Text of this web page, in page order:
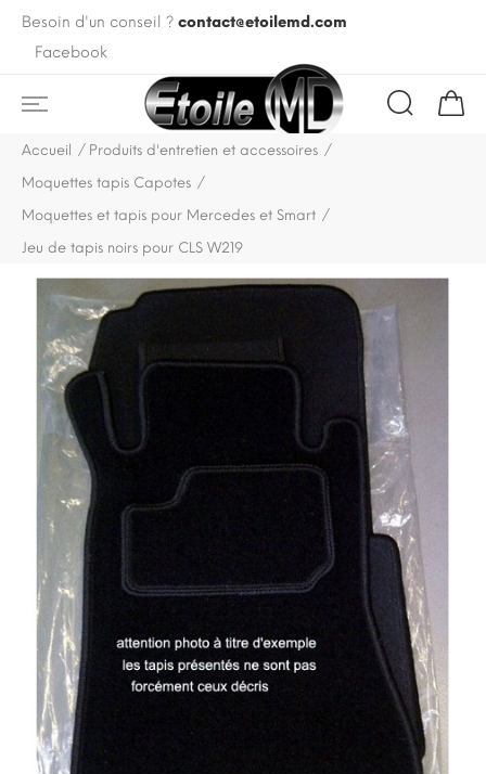
Besoin d'un conseil ? contact@etoilemd.com
Facebook
Accueil
Produits d'entretien et accessoires
Moquettes tapis Capotes
Moquettes et tapis pour Mercedes et Smart
Jeu de tapis noirs pour CLS W219